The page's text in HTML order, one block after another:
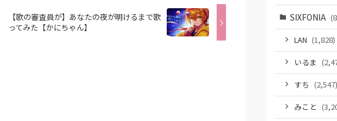
【歌の審査員が】あなたの夜が明けるまで歌
ってみた【かにちゃん】
SIXFONIA
LAN (1,828)
いるま
すち (2,547)
みこと